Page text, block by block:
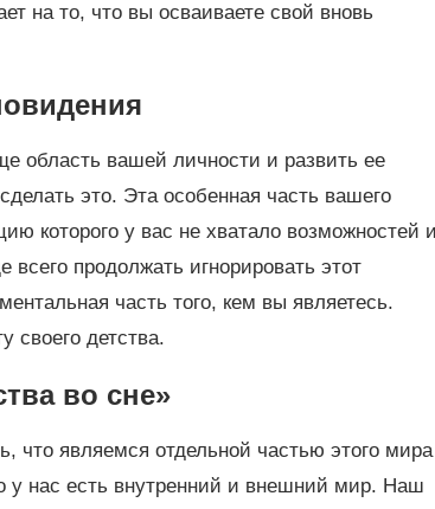
на то, что вы осваиваете свой вновь
область вашей личности и развить ее
это. Эта особенная часть вашего
которого у вас не хватало возможностей
продолжать игнорировать этот
часть того, кем вы являетесь.
своего детства.
во сне»
что являемся отдельной частью этого мира
у нас есть внутренний и внешний мир. Наш